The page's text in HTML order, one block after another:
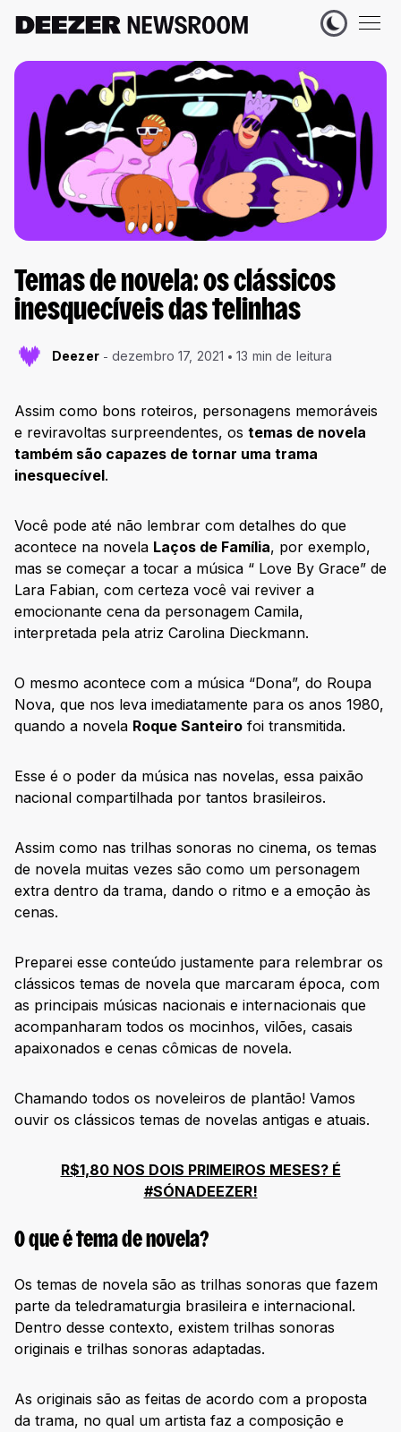
Temas de novela: os clássicos
inesquecíveis das telinhas
Deezer dezembro 17, 2021 13 min de leitura
Assim como bons roteiros, personagens memoráveis
e reviravoltas surpreendentes, os temas de novela
também são capazes de tornar uma trama
inesquecível.
Você pode até não lembrar com detalhes do que
acontece na novela Laços de Família, por exemplo,
mas se começar a tocar a música “ Love By Grace” de
Lara Fabian, com certeza você vai reviver a
emocionante cena da personagem Camila,
interpretada pela atriz Carolina Dieckmann.
O mesmo acontece com a música “Dona”, do Roupa
Nova, que nos leva imediatamente para os anos 1980,
quando a novela Roque Santeiro foi transmitida.
Esse é o poder da música nas novelas, essa paixão
nacional compartilhada por tantos brasileiros.
Assim como nas trilhas sonoras no cinema, os temas
de novela muitas vezes são como um personagem
extra dentro da trama, dando o ritmo e a emoção às
cenas.
Preparei esse conteúdo justamente para relembrar os
clássicos temas de novela que marcaram época, com
as principais músicas nacionais e internacionais que
acompanharam todos os mocinhos, vilões, casais
apaixonados e cenas cômicas de novela.
Chamando todos os noveleiros de plantão! Vamos
ouvir os clássicos temas de novelas antigas e atuais.
R$1,80 NOS DOIS PRIMEIROS MESES? É
#SÓNADEEZER!
O que é tema de novela?
Os temas de novela são as trilhas sonoras que fazem
parte da teledramaturgia brasileira e internacional.
Dentro desse contexto, existem trilhas sonoras
originais e trilhas sonoras adaptadas.
As originais são as feitas de acordo com a proposta
da trama, no qual um artista faz a composição e